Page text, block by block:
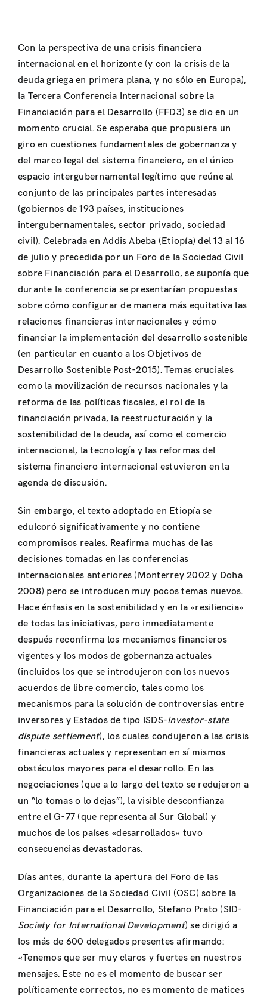
Con la perspectiva de una crisis financiera
internacional en el horizonte (y con la crisis de la
deuda griega en primera plana, y no sólo en Europa),
la Tercera Conferencia Internacional sobre la
Financiación para el Desarrollo (FFD3) se dio en un
momento crucial. Se esperaba que propusiera un
giro en cuestiones fundamentales de gobernanza y
del marco legal del sistema financiero, en el único
espacio intergubernamental legítimo que reúne al
conjunto de las principales partes interesadas
(gobiernos de 193 países, instituciones
intergubernamentales, sector privado, sociedad
civil). Celebrada en Addis Abeba (Etiopía) del 13 al 16
de julio y precedida por un Foro de la Sociedad Civil
sobre Financiación para el Desarrollo, se suponía que
durante la conferencia se presentarían propuestas
sobre cómo configurar de manera más equitativa las
relaciones financieras internacionales y cómo
financiar la implementación del desarrollo sostenible
(en particular en cuanto a los Objetivos de
Desarrollo Sostenible Post-2015). Temas cruciales
como la movilización de recursos nacionales y la
reforma de las políticas fiscales, el rol de la
financiación privada, la reestructuración y la
sostenibilidad de la deuda, así como el comercio
internacional, la tecnología y las reformas del
sistema financiero internacional estuvieron en la
agenda de discusión.
Sin embargo, el texto adoptado en Etiopía se
edulcoró significativamente y no contiene
compromisos reales. Reafirma muchas de las
decisiones tomadas en las conferencias
internacionales anteriores (Monterrey 2002 y Doha
2008) pero se introducen muy pocos temas nuevos.
Hace énfasis en la sostenibilidad y en la «resiliencia»
de todas las iniciativas, pero inmediatamente
después reconfirma los mecanismos financieros
vigentes y los modos de gobernanza actuales
(incluidos los que se introdujeron con los nuevos
acuerdos de libre comercio, tales como los
mecanismos para la solución de controversias entre
inversores y Estados de tipo ISDS-investor-state
dispute settlement), los cuales condujeron a las crisis
financieras actuales y representan en sí mismos
obstáculos mayores para el desarrollo. En las
negociaciones (que a lo largo del texto se redujeron a
un “lo tomas o lo dejas”), la visible desconfianza
entre el G-77 (que representa al Sur Global) y
muchos de los países «desarrollados» tuvo
consecuencias devastadoras.
Días antes, durante la apertura del Foro de las
Organizaciones de la Sociedad Civil (OSC) sobre la
Financiación para el Desarrollo, Stefano Prato (SID-
Society for International Development) se dirigió a
los más de 600 delegados presentes afirmando:
«Tenemos que ser muy claros y fuertes en nuestros
mensajes. Este no es el momento de buscar ser
políticamente correctos, no es momento de matices